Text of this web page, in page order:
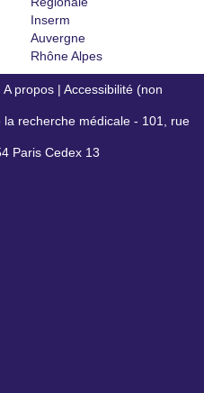
Inserm
Auvergne
Rhône Alpes
A propos | Accessibilité (non
recherche médicale - 101, rue
Paris Cedex 13